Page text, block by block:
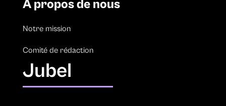
À propos de nous
Notre mission
Comité de rédaction
Jubel